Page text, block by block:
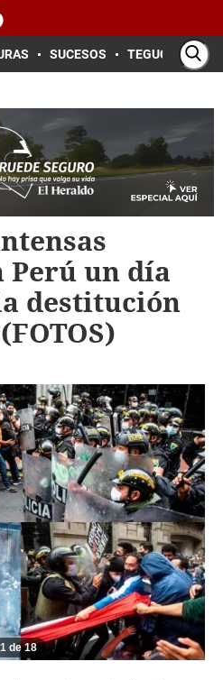
SUCESOS TEGUCIGALPA
Perú un día
destitución
1 de 18